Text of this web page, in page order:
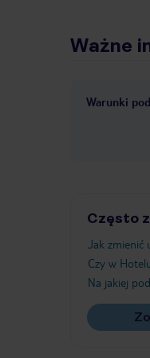
Ważne
Warunki
Często
Jak zmienić
Czy w
Na jakiej